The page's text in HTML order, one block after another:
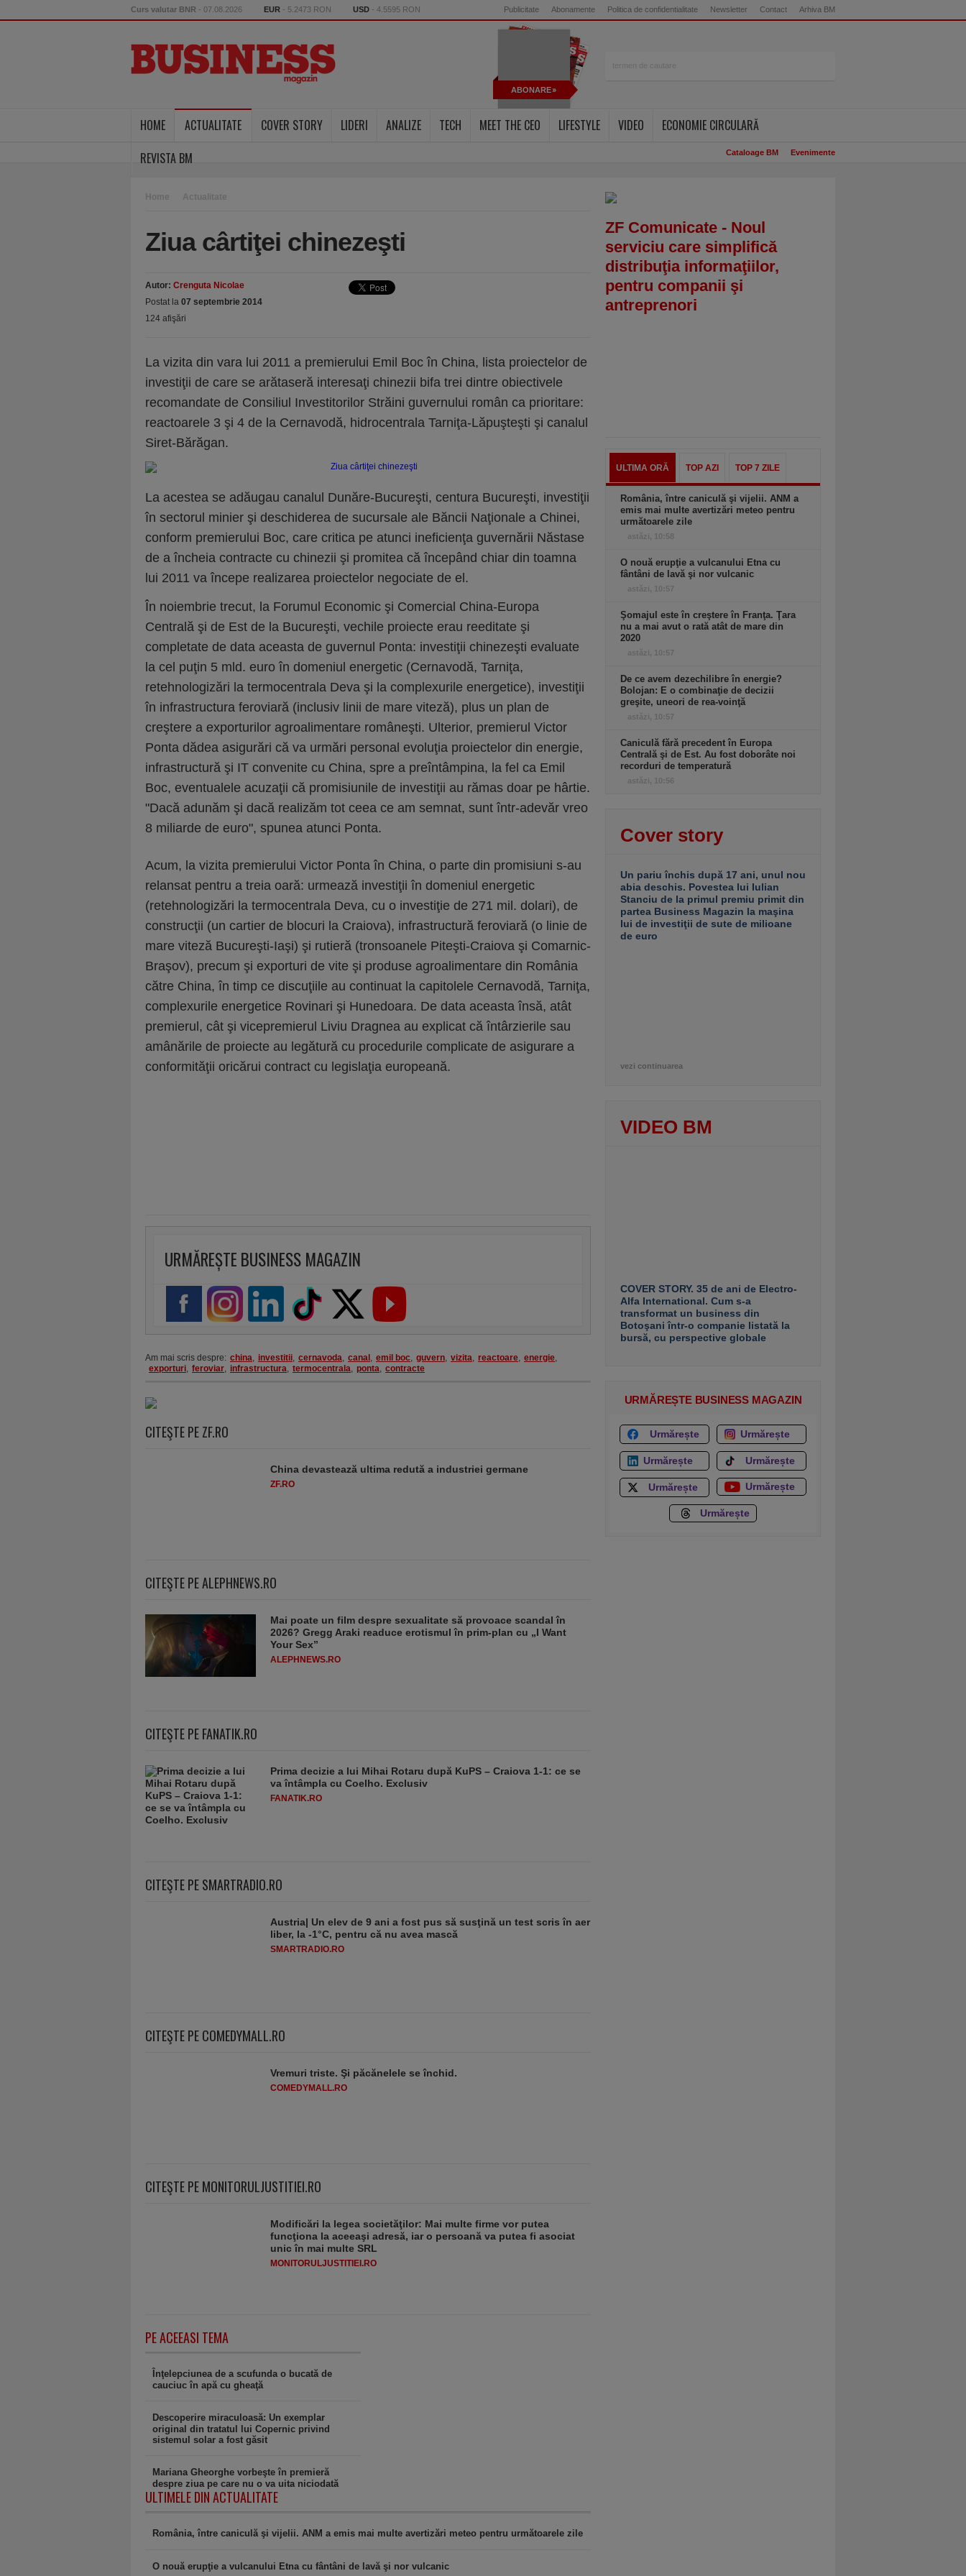
Curs valutar BNR - 07.08.2026 EUR - 5.2473 RON USD - 4.5595 RON Publicitate Abonamente Politica de confidentialitate Newsletter Contact Arhiva BM
ABONARE
HOME ACTUALITATE COVER STORY LIDERI ANALIZE TECH MEET THE CEO LIFESTYLE VIDEO
ECONOMIE CIRCULARĂ
REVISTA BM
Cataloage BM Evenimente
Home Actualitate
Ziua cârtiţei chinezeşti
Autor: Crenguta Nicolae
Postat la 07 septembrie 2014
124 afişări
La vizita din vara lui 2011 a premierului Emil Boc în China, lista proiectelor de
investiţii de care se arătaseră interesaţi chinezii bifa trei dintre obiectivele
recomandate de Consiliul Investitorilor Străini guvernului român ca prioritare:
reactoarele 3 şi 4 de la Cernavodă, hidrocentrala Tarniţa-Lăpuşteşti şi canalul
Siret-Bărăgan.
La acestea se adăugau canalul Dunăre-Bucureşti, centura Bucureşti, investiţii
în sectorul minier şi deschiderea de sucursale ale Băncii Naţionale a Chinei,
conform premierului Boc, care critica pe atunci ineficienţa guvernării Năstase
de a încheia contracte cu chinezii şi promitea că începând chiar din toamna
lui 2011 va începe realizarea proiectelor negociate de el.
În noiembrie trecut, la Forumul Economic şi Comercial China-Europa
Centrală şi de Est de la Bucureşti, vechile proiecte erau reeditate şi
completate de data aceasta de guvernul Ponta: investiţii chinezeşti evaluate
la cel puţin 5 mld. euro în domeniul energetic (Cernavodă, Tarniţa,
retehnologizări la termocentrala Deva şi la complexurile energetice), investiţii
în infrastructura feroviară (inclusiv linii de mare viteză), plus un plan de
creştere a exporturilor agroalimentare româneşti. Ulterior, premierul Victor
Ponta dădea asigurări că va urmări personal evoluţia proiectelor din energie,
infrastructură şi IT convenite cu China, spre a preîntâmpina, la fel ca Emil
Boc, eventualele acuzaţii că promisiunile de investiţii au rămas doar pe hârtie.
"Dacă adunăm şi dacă realizăm tot ceea ce am semnat, sunt într-adevăr vreo
8 miliarde de euro", spunea atunci Ponta.
Acum, la vizita premierului Victor Ponta în China, o parte din promisiuni s-au
relansat pentru a treia oară: urmează investiţii în domeniul energetic
(retehnologizări la termocentrala Deva, cu o investiţie de 271 mil. dolari), de
construcţii (un cartier de blocuri la Craiova), infrastructură feroviară (o linie de
mare viteză Bucureşti-Iaşi) şi rutieră (tronsoanele Piteşti-Craiova şi Comarnic-
Braşov), precum şi exporturi de vite şi produse agroalimentare din România
către China, în timp ce discuţiile au continuat la capitolele Cernavodă, Tarniţa,
complexurile energetice Rovinari şi Hunedoara. De data aceasta însă, atât
premierul, cât şi vicepremierul Liviu Dragnea au explicat că întârzierile sau
amânările de proiecte au legătură cu procedurile complicate de asigurare a
conformităţii oricărui contract cu legislaţia europeană.
URMĂREȘTE BUSINESS MAGAZIN
Am mai scris despre: china, investitii, cernavoda, canal , emil boc, guvern, vizita, reactoare, energie,
exporturi, feroviar, infrastructura, termocentrala, ponta, contracte
CITEŞTE PE ZF.RO
China devastează ultima redută a industriei germane
ZF.RO
CITEŞTE PE ALEPHNEWS.RO
Mai poate un film despre sexualitate să provoace scandal în
2026? Gregg Araki readuce erotismul în prim-plan cu „I Want
Your Sex”
ALEPHNEWS.RO
CITEŞTE PE FANATIK.RO
Prima decizie a lui Mihai Rotaru după KuPS – Craiova 1-1: ce se
va întâmpla cu Coelho. Exclusiv
FANATIK.RO
CITEŞTE PE SMARTRADIO.RO
Austria| Un elev de 9 ani a fost pus să susţină un test scris în aer
liber, la -1°C, pentru că nu avea mască
SMARTRADIO.RO
CITEŞTE PE COMEDYMALL.RO
Vremuri triste. Şi păcănelele se închid.
COMEDYMALL.RO
CITEŞTE PE MONITORULJUSTITIEI.RO
Modificări la legea societăţilor: Mai multe firme vor putea
funcţiona la aceeaşi adresă, iar o persoană va putea fi asociat
unic în mai multe SRL
MONITORULJUSTITIEI.RO
PE ACEEASI TEMA
Înţelepciunea de a scufunda o bucată de
cauciuc în apă cu gheaţă
Descoperire miraculoasă: Un exemplar
original din tratatul lui Copernic privind
sistemul solar a fost găsit
Mariana Gheorghe vorbeşte în premieră
despre ziua pe care nu o va uita niciodată
ULTIMELE DIN ACTUALITATE
România, între caniculă şi vijelii. ANM a emis mai multe avertizări meteo pentru următoarele zile
O nouă erupţie a vulcanului Etna cu fântâni de lavă şi nor vulcanic
ZF Comunicate - Noul
serviciu care simplifică
distribuţia informaţiilor,
pentru companii şi
antreprenori
ULTIMA ORĂ TOP AZI TOP 7 ZILE
România, între caniculă şi vijelii. ANM a
emis mai multe avertizări meteo pentru
următoarele zile
astăzi, 10:58
O nouă erupţie a vulcanului Etna cu
fântâni de lavă şi nor vulcanic
astăzi, 10:57
Şomajul este în creştere în Franţa. Ţara
nu a mai avut o rată atât de mare din
2020
astăzi, 10:57
De ce avem dezechilibre în energie?
Bolojan: E o combinaţie de decizii
greşite, uneori de rea-voinţă
astăzi, 10:57
Caniculă fără precedent în Europa
Centrală şi de Est. Au fost doborâte noi
recorduri de temperatură
astăzi, 10:56
Cover story
Un pariu închis după 17 ani, unul nou
abia deschis. Povestea lui Iulian
Stanciu de la primul premiu primit din
partea Business Magazin la maşina
lui de investiţii de sute de milioane
de euro
vezi continuarea
VIDEO BM
COVER STORY. 35 de ani de Electro-
Alfa International. Cum s-a
transformat un business din
Botoşani într-o companie listată la
bursă, cu perspective globale
URMĂREȘTE BUSINESS MAGAZIN
Urmărește Urmărește
Urmărește Urmărește
Urmărește Urmărește
Urmărește